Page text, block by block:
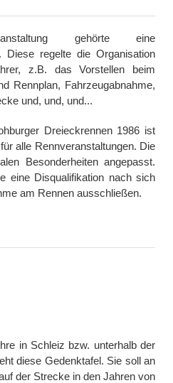
gehörte eine
Diese regelte die Organisation
z.B. das Vorstellen beim
Rennplan, Fahrzeugabnahme,
und, und, und...
Dreieckrennen 1986 ist
alle Rennveranstaltungen. Die
Besonderheiten angepasst.
eine Disqualifikation nach sich
am Rennen ausschließen.
in Schleiz bzw. unterhalb der
diese Gedenktafel. Sie soll an
der Strecke in den Jahren von